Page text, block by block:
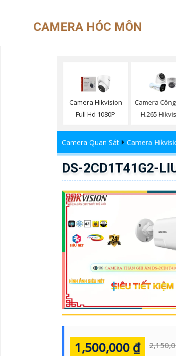
CAMERA HÓC MÔN
Camera Hikvision
Full Hd 1080P
Camera
H.265
Camera Quan Sát Camera
DS-2CD1T41G2-
1,500,000 ₫